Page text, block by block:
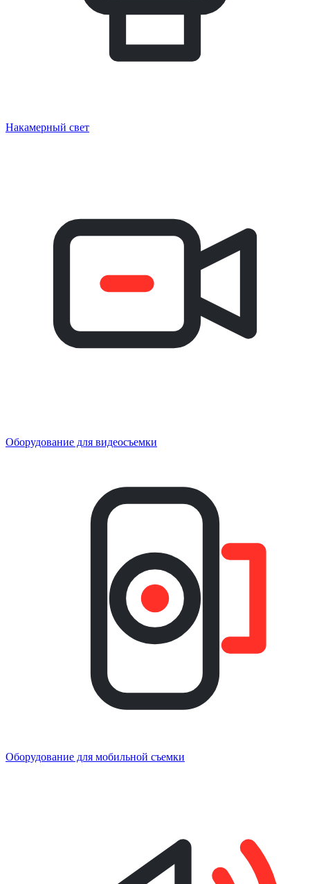
Накамерный свет
Оборудование для видеосъемки
Оборудование для мобильной съемки